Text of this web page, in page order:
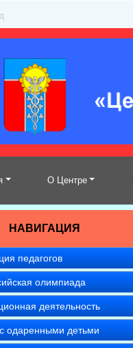
О Центре
НАВИГАЦИЯ
педагогов
олимпиада
деятельность
одаренными детьми